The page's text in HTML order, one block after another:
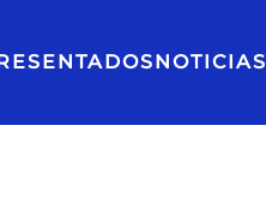
NOTICIAS